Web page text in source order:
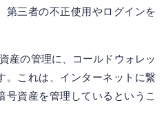
第三者の不正使用やログインを
産の管理に、コールドウォレッ
。これは、インターネットに繋
号資産を管理しているというこ